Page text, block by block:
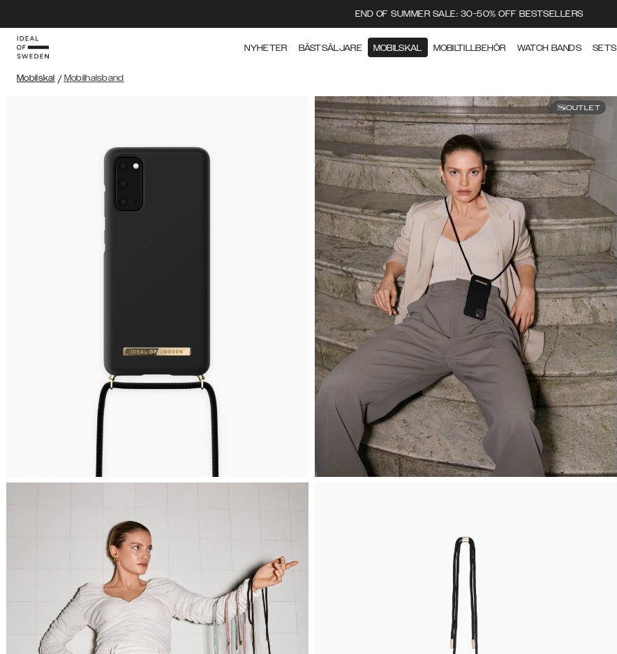
END OF SUMMER SALE: 30-50% OFF BESTSELLERS
NYHETER BÄSTSÄLJARE MOBILSKAL MOBILTILLBEHÖR WATCH BANDS SETS
Mobilskal / Mobilhalsband
OUTLET